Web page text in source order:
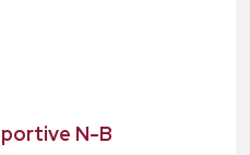
N-B